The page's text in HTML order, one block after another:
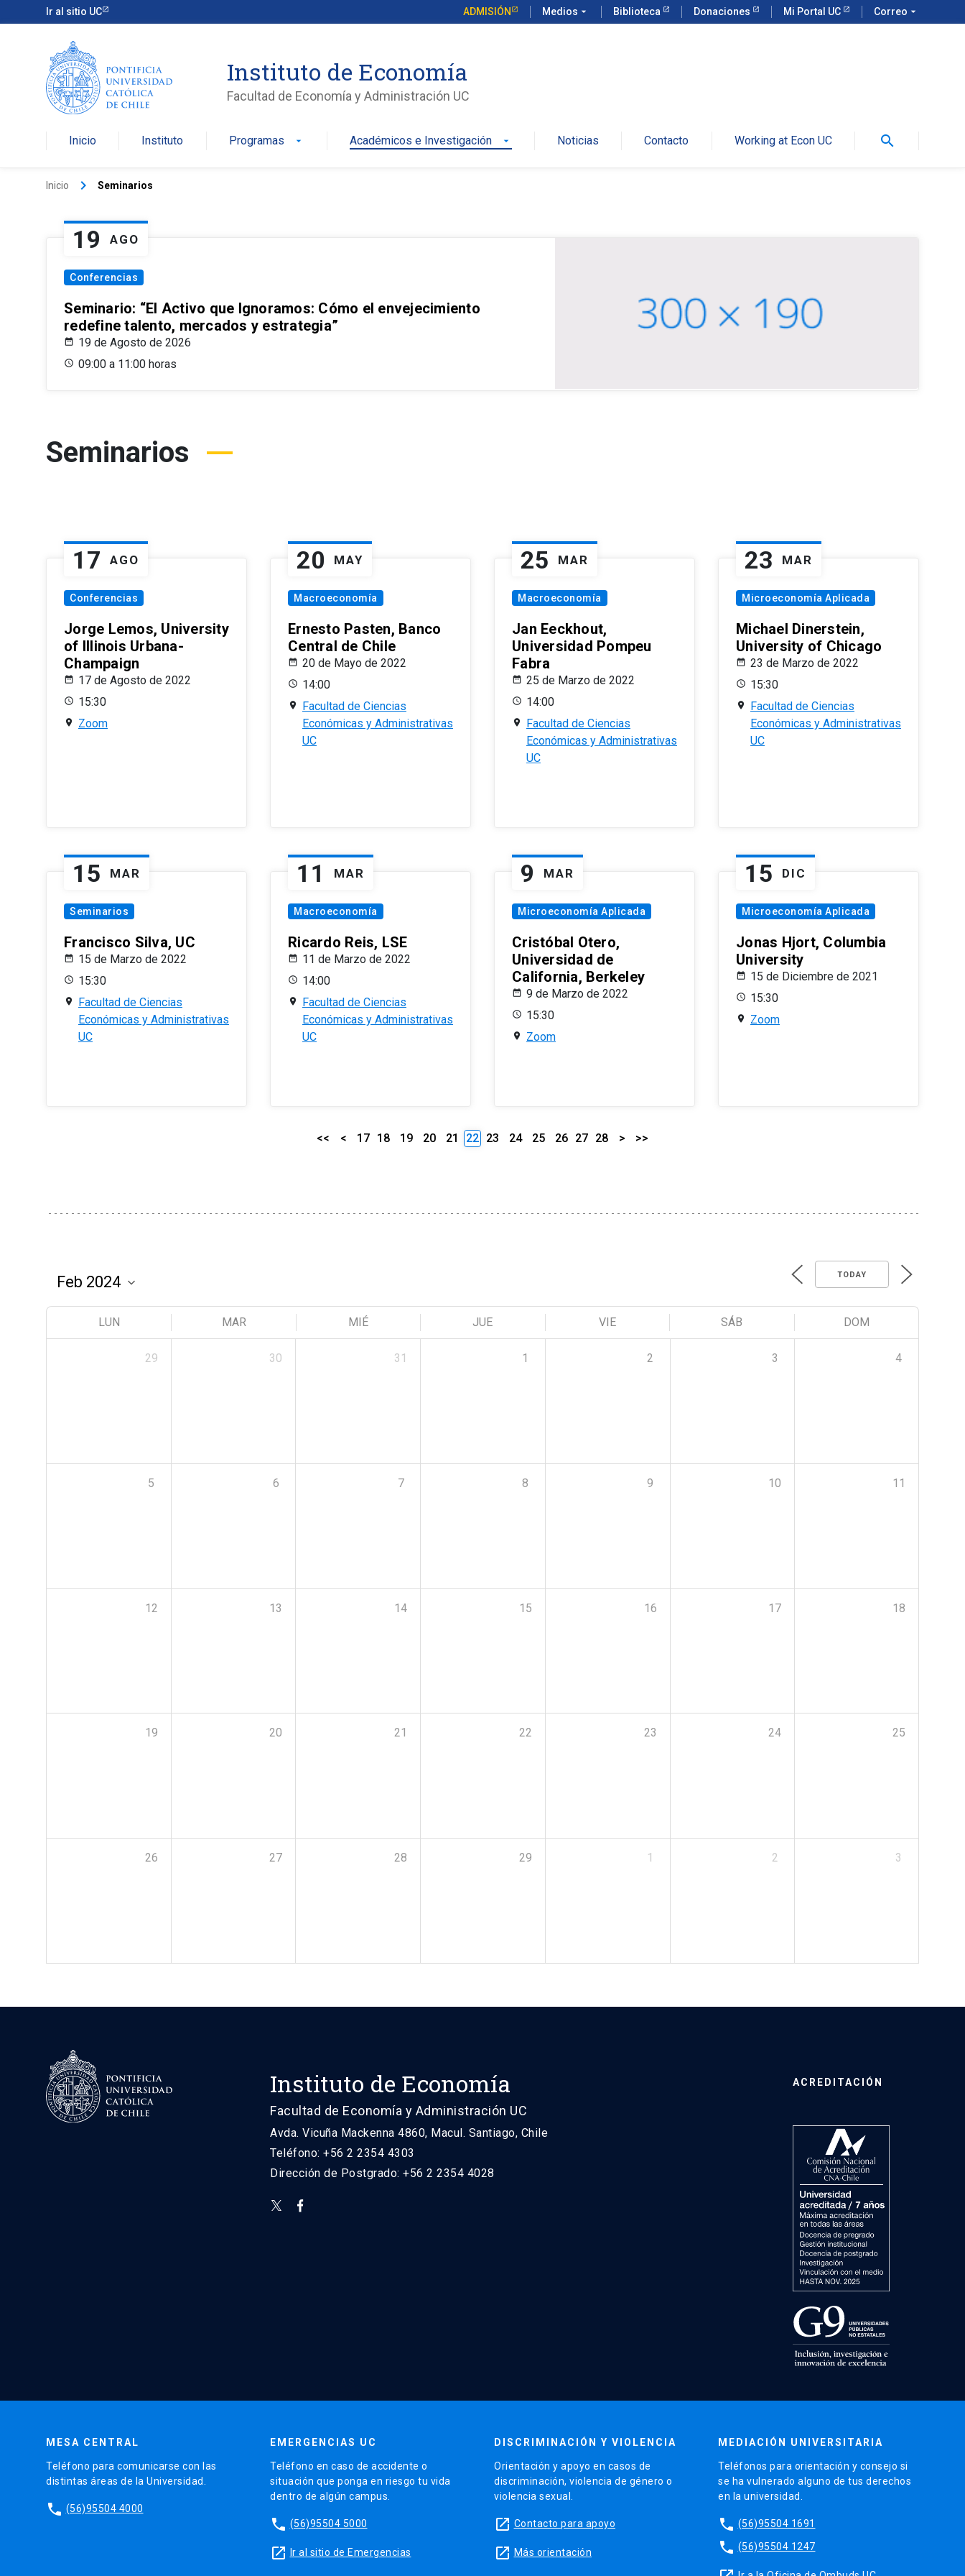
Ir al sitio UC ADMISIÓN Medios arrow_drop_down Biblioteca Donaciones Mi Portal UC Correo arrow_drop_down
Instituto de Economía
Facultad de Economía y Administración UC
Inicio Instituto Programas arrow_drop_down Académicos e Investigación arrow_drop_down Noticias Contacto Working at Econ UC search
Inicio keyboard_arrow_right Seminarios
19 AGO
Conferencias
Seminario: “El Activo que Ignoramos: Cómo el envejecimiento
redefine talento, mercados y estrategia”
19 de Agosto de 2026
09:00 a 11:00 horas
Seminarios
17 AGO
Conferencias
Jorge Lemos, University
of Illinois Urbana-
Champaign
17 de Agosto de 2022
15:30
Zoom
20 MAY
Macroeconomía
Ernesto Pasten, Banco
Central de Chile
20 de Mayo de 2022
14:00
Facultad de Ciencias
Económicas y Administrativas
UC
25 MAR
Macroeconomía
Jan Eeckhout,
Universidad Pompeu
Fabra
25 de Marzo de 2022
14:00
Facultad de Ciencias
Económicas y Administrativas
UC
23 MAR
Microeconomía Aplicada
Michael Dinerstein,
University of Chicago
23 de Marzo de 2022
15:30
Facultad de Ciencias
Económicas y Administrativas
UC
15 MAR
Seminarios
Francisco Silva, UC
15 de Marzo de 2022
15:30
Facultad de Ciencias
Económicas y Administrativas
UC
11 MAR
Macroeconomía
Ricardo Reis, LSE
11 de Marzo de 2022
14:00
Facultad de Ciencias
Económicas y Administrativas
UC
9 MAR
Microeconomía Aplicada
Cristóbal Otero,
Universidad de
California, Berkeley
9 de Marzo de 2022
15:30
Zoom
15 DIC
Microeconomía Aplicada
Jonas Hjort, Columbia
University
15 de Diciembre de 2021
15:30
Zoom
<< < 17 18 19 20 21 22 23 24 25 26 27 28 > >>
TODAY
LUN MAR MIÉ JUE VIE SÁB DOM
29 30 31 1 2 3 4
5 6 7 8 9 10 11
12 13 14 15 16 17 18
19 20 21 22 23 24 25
26 27 28 29 1 2 3
Instituto de Economía
Facultad de Economía y Administración UC
Avda. Vicuña Mackenna 4860, Macul. Santiago, Chile
Teléfono: +56 2 2354 4303
Dirección de Postgrado: +56 2 2354 4028
ACREDITACIÓN
MESA CENTRAL
Teléfono para comunicarse con las
distintas áreas de la Universidad.
phone (56)95504 4000
EMERGENCIAS UC
Teléfono en caso de accidente o
situación que ponga en riesgo tu vida
dentro de algún campus.
phone (56)95504 5000
launch Ir al sitio de Emergencias
DISCRIMINACIÓN Y VIOLENCIA
Orientación y apoyo en casos de
discriminación, violencia de género o
violencia sexual.
launch Contacto para apoyo
launch Más orientación
MEDIACIÓN UNIVERSITARIA
Teléfonos para orientación y consejo si
se ha vulnerado alguno de tus derechos
en la universidad.
phone (56)95504 1691
phone (56)95504 1247